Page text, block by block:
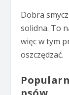
Dobra
solidna. To
więc w tym
oszczędzać.